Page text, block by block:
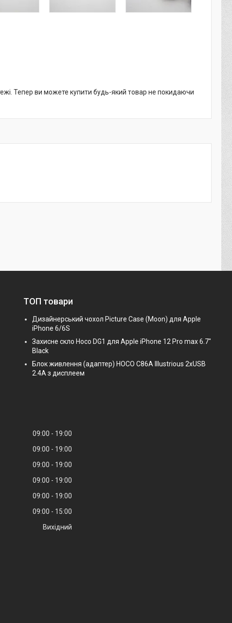
Тепер ви можете купити будь-який товар не покидаючи
ТОП товари
Дизайнерський чохол Picture Case (Moon) для Apple
iPhone 6/6S
Захисне скло Hoco DG1 для Apple iPhone 12 Pro max 6.7"
Black
Блок живлення (адаптер) HOCO C86A Illustrious 2xUSB
2.4A з дисплеем
09:00
19:00
09:00
19:00
09:00
19:00
09:00
19:00
09:00
19:00
09:00
15:00
Вихідний